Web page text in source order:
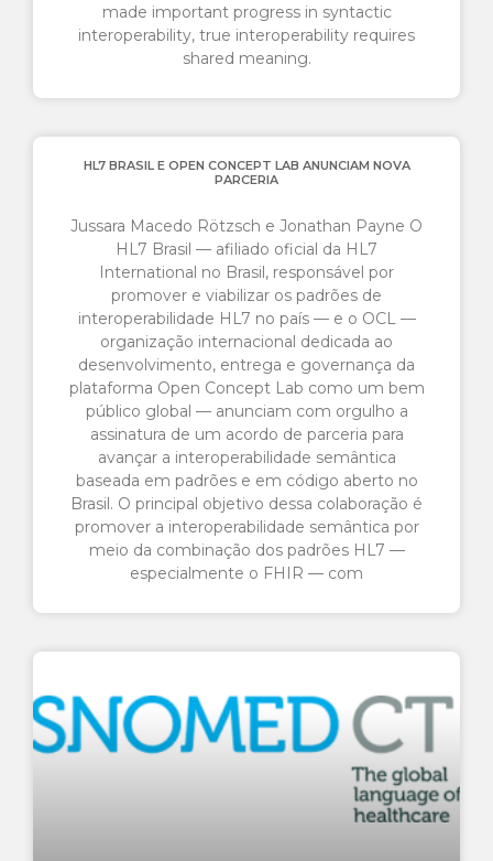
made important progress in syntactic
interoperability, true interoperability requires
shared meaning.
HL7 BRASIL E OPEN CONCEPT LAB ANUNCIAM NOVA
PARCERIA
Jussara Macedo Rötzsch e Jonathan Payne O
HL7 Brasil — afiliado oficial da HL7
International no Brasil, responsável por
promover e viabilizar os padrões de
interoperabilidade HL7 no país — e o OCL —
organização internacional dedicada ao
desenvolvimento, entrega e governança da
plataforma Open Concept Lab como um bem
público global — anunciam com orgulho a
assinatura de um acordo de parceria para
avançar a interoperabilidade semântica
baseada em padrões e em código aberto no
Brasil. O principal objetivo dessa colaboração é
promover a interoperabilidade semântica por
meio da combinação dos padrões HL7 —
especialmente o FHIR — com